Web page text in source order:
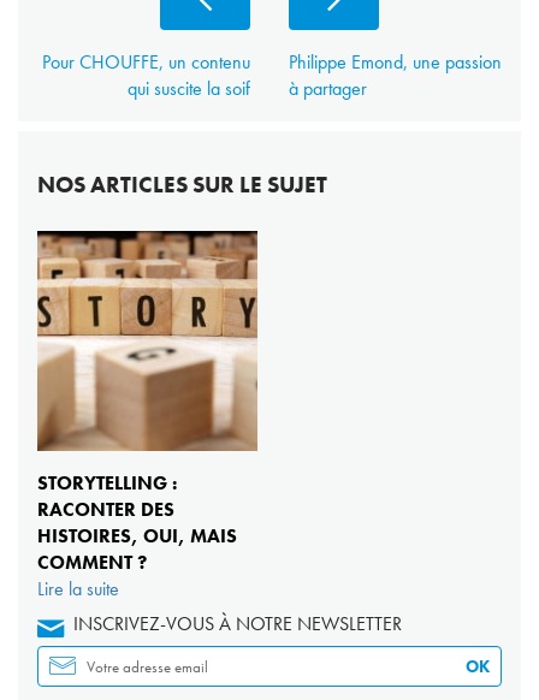
Pour CHOUFFE, un contenu
qui suscite la soif
Philippe Emond, une passion
à partager
NOS ARTICLES SUR LE SUJET
STORYTELLING :
RACONTER DES
HISTOIRES, OUI, MAIS
COMMENT ?
Lire la suite
INSCRIVEZ-VOUS À NOTRE NEWSLETTER
OK